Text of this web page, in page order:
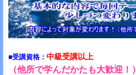
■受講資格： 中級受講以上
（他所で学んだかたも大歓迎！）